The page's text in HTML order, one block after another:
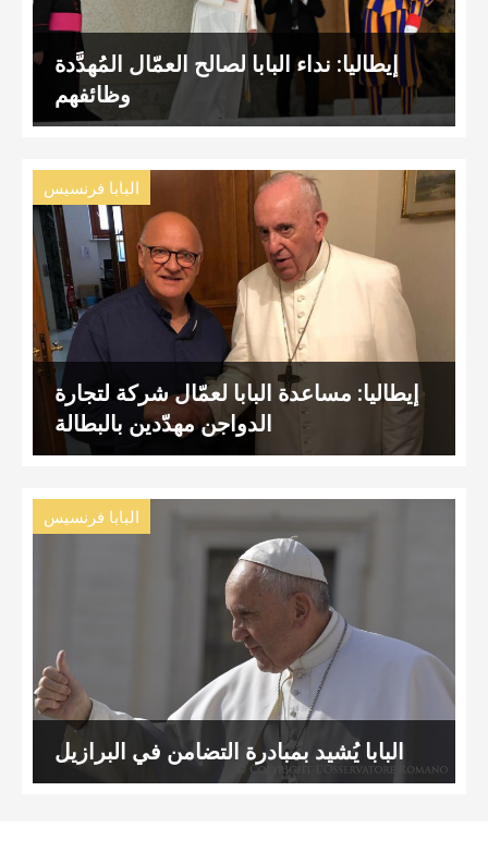
إيطاليا: نداء البابا لصالح العمّال المُهدَّدة
وظائفهم
البابا فرنسيس
إيطاليا: مساعدة البابا لعمّال شركة لتجارة
الدواجن مهدّدين بالبطالة
البابا فرنسيس
البابا يُشيد بمبادرة التضامن في البرازيل